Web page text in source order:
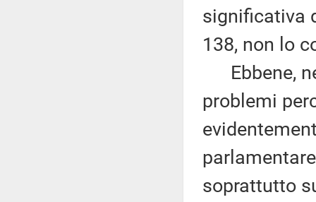
significativa
138, non lo
Ebbene,
problemi
soprattutto